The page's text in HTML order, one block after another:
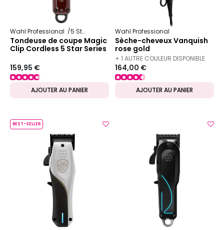
Wahl Professional 5 Star Series
Tondeuse de coupe Magic
Clip Cordless 5 Star Series
159,95 €
AJOUTER AU PANIER
Wahl Professional
Sèche-cheveux Vanquish
rose gold
+ 1 AUTRE COULEUR DISPONIBLE
164,00 €
AJOUTER AU PANIER
BEST-SELLER